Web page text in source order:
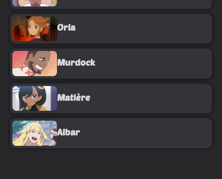
Oria
Murdock
Matière
Albar